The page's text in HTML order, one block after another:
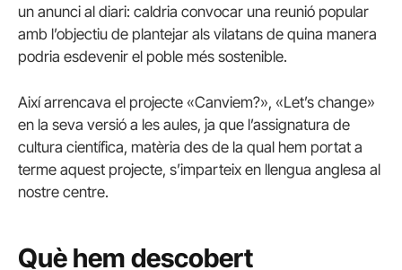
un anunci al diari: caldria convocar una reunió popular
amb l’objectiu de plantejar als vilatans de quina manera
podria esdevenir el poble més sostenible.
Així arrencava el projecte «Canviem?», «Let’s change»
en la seva versió a les aules, ja que l’assignatura de
cultura científica, matèria des de la qual hem portat a
terme aquest projecte, s’imparteix en llengua anglesa al
nostre centre.
Què hem descobert